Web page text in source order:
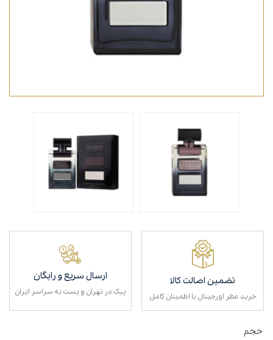
تضمین اصالت کالا
خرید عطر اورجینال با اطمینان کامل
ارسال سریع و رایگان
پیک در تهران و پست به سراسر ایران
حجم